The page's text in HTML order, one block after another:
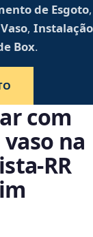
de Esgoto,
, Instalação
Box.
com
na